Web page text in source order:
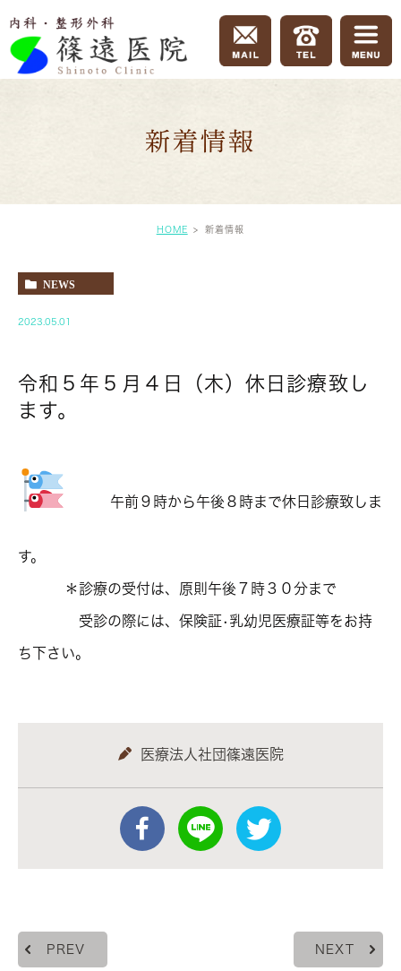
新着情報
HOME 新着情報
NEWS
2023.05.01
令和５年５月４日（木）休日診療致し
ます。
午前９時から午後８時まで休日診療致しま
す。
＊診療の受付は、原則午後７時３０分まで
受診の際には、保険証•乳幼児医療証等をお持
ち下さい。
医療法人社団篠遠医院
PREV NEXT